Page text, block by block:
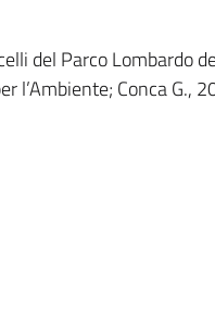
del Parco Lombardo
l’Ambiente; Conca G.,